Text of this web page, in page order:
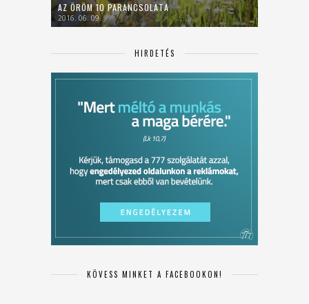
AZ ÖRÖM 10 PARANCSOLATA
2016. 06. 09.
HIRDETÉS
KÖVESS MINKET A FACEBOOKON!